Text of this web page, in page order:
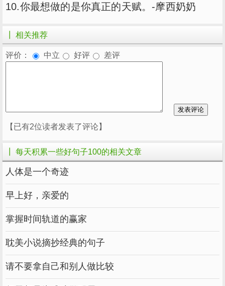
10.你最想做的是你真正的天赋。-摩西奶奶
┃ 相关推荐
评价： 中立 好评 差评
【已有2位读者发表了评论】
┃ 每天积累一些好句子100的相关文章
人体是一个奇迹
早上好，亲爱的
掌握时间轨道的赢家
耽美小说摘抄经典的句子
请不要拿自己和别人做比较